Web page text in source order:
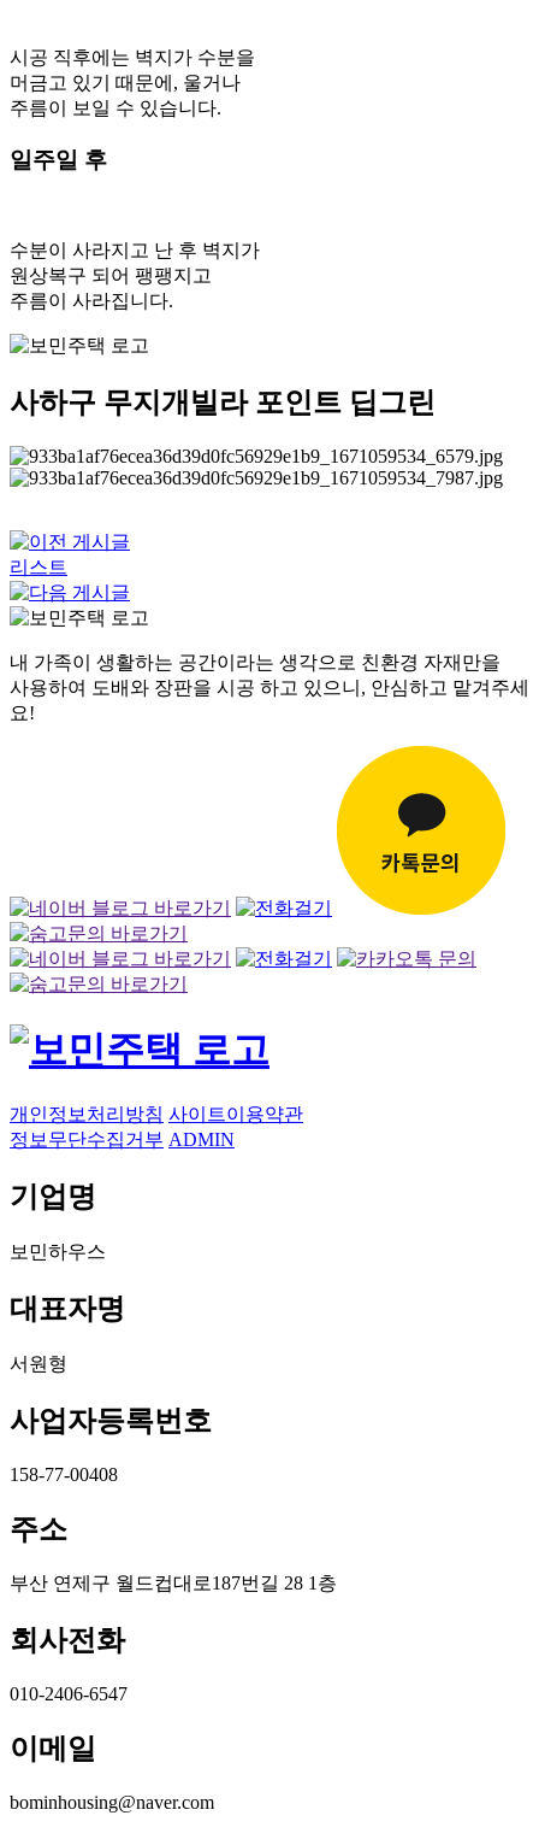
시공 직후에는 벽지가 수분을
머금고 있기 때문에, 울거나
주름이 보일 수 있습니다.
일주일 후
수분이 사라지고 난 후 벽지가
원상복구 되어 팽팽지고
주름이 사라집니다.
사하구 무지개빌라 포인트 딥그린
리스트
내 가족이 생활하는 공간이라는 생각으로 친환경 자재만을
사용하여 도배와 장판을 시공 하고 있으니, 안심하고 맡겨주세
요!
개인정보처리방침 사이트이용약관
정보무단수집거부 ADMIN
기업명
보민하우스
대표자명
서원형
사업자등록번호
158-77-00408
주소
부산 연제구 월드컵대로187번길 28 1층
회사전화
010-2406-6547
이메일
bominhousing@naver.com